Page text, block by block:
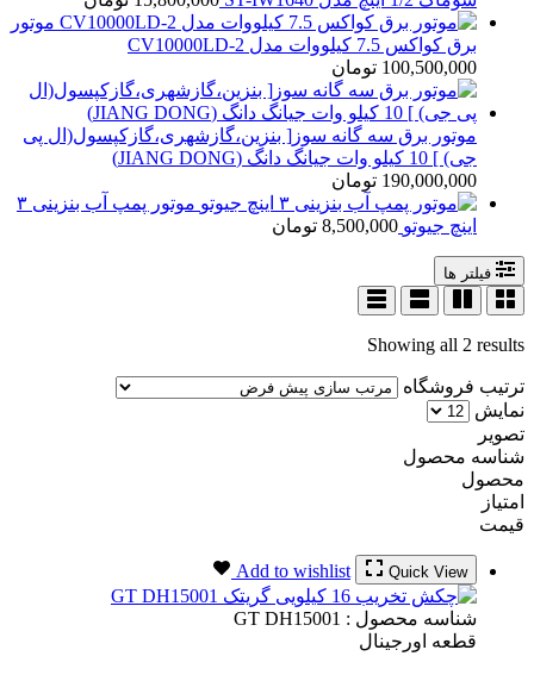
موتور
برق کواکس 7.5 کیلووات مدل CV10000LD-2
100,500,000 تومان
موتور برق سه گانه سوز[ بنزین،گازشهری،گازکپسول(ال پی
جی) ] 10 کیلو وات جیانگ دانگ (JIANG DONG)
190,000,000 تومان
موتور پمپ آب بنزینی ۳
اینچ جیوتو 8,500,000 تومان
فیلتر ها
Showing all 2 results
ترتیب فروشگاه
نمایش
تصویر
شناسه محصول
محصول
امتیاز
قیمت
Quick View
Add to wishlist
شناسه محصول : GT DH15001
قطعه اورجینال